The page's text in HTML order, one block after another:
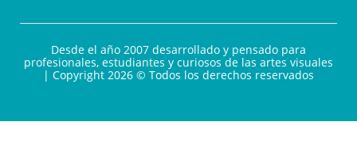
Desde el año 2007 desarrollado y pensado para
profesionales, estudiantes y curiosos de las artes visuales
| Copyright 2026 © Todos los derechos reservados